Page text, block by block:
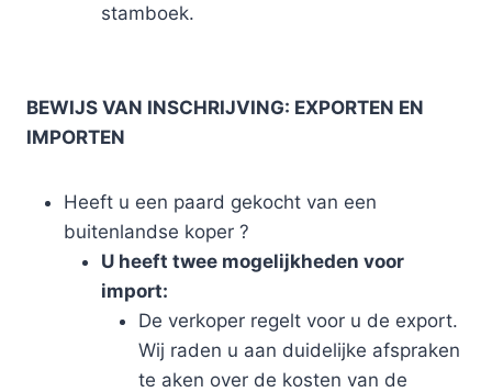
stamboek.
BEWIJS VAN INSCHRIJVING: EXPORTEN EN
IMPORTEN
Heeft u een paard gekocht van een
buitenlandse koper ?
U heeft twee mogelijkheden voor
import:
​De verkoper regelt voor u de export.
Wij raden u aan duidelijke afspraken
te aken over de kosten van de